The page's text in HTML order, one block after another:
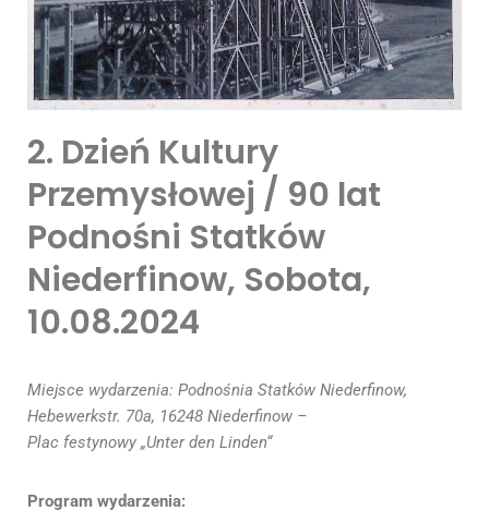
2. Dzień Kultury
Przemysłowej / 90 lat
Podnośni Statków
Niederfinow, Sobota,
10.08.2024
Miejsce wydarzenia: Podnośnia Statków Niederfinow,
Hebewerkstr. 70a, 16248 Niederfinow –
Plac festynowy „Unter den Linden“
Program wydarzenia: